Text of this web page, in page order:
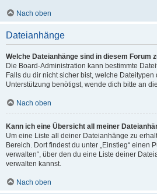
Nach oben
Dateianhänge
Welche Dateianhänge sind in diesem Forum
Die Board-Administration kann bestimmte
Falls du dir nicht sicher bist, welche
Unterstützung benötigst, wende dich bitte an
Nach oben
Kann ich eine Übersicht all meiner
Um eine Liste all deiner Dateianhänge zu
Bereich. Dort findest du unter „Einstieg“ einen
verwalten“, über den du eine Liste deiner
verwalten kannst.
Nach oben